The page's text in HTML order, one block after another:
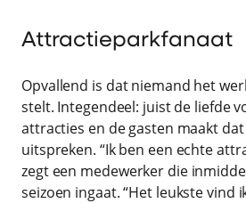
Attractieparkfanaat
Opvallend is dat niemand het
stelt. Integendeel: juist de liefde
attracties en de gasten maakt
uitspreken. “Ik ben een echte
zegt een medewerker die
seizoen ingaat. “Het leukste vind